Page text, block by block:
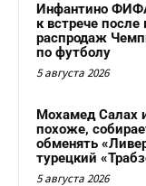
Инфантино
к встрече после
распродаж
по футболу
5 августа 2026
Мохамед Салах
похоже,
обменять
турецкий
5 августа 2026